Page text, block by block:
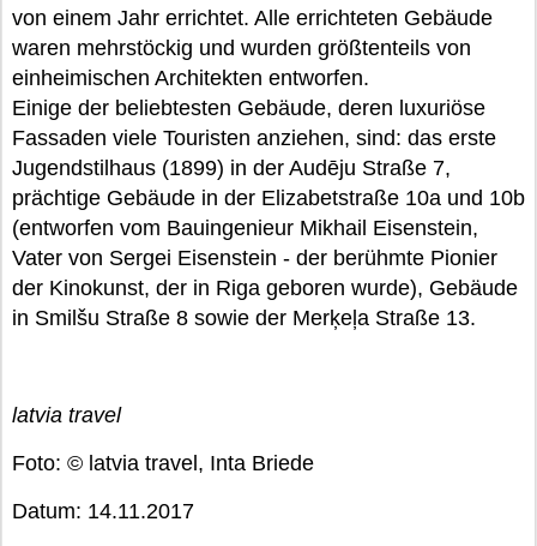
von einem Jahr errichtet. Alle errichteten Gebäude
waren mehrstöckig und wurden größtenteils von
einheimischen Architekten entworfen.
Einige der beliebtesten Gebäude, deren luxuriöse
Fassaden viele Touristen anziehen, sind: das erste
Jugendstilhaus (1899) in der Audēju Straße 7,
prächtige Gebäude in der Elizabetstraße 10a und 10b
(entworfen vom Bauingenieur Mikhail Eisenstein,
Vater von Sergei Eisenstein - der berühmte Pionier
der Kinokunst, der in Riga geboren wurde), Gebäude
in Smilšu Straße 8 sowie der Merķeļa Straße 13.
latvia travel
Foto: © latvia travel, Inta Briede
Datum: 14.11.2017